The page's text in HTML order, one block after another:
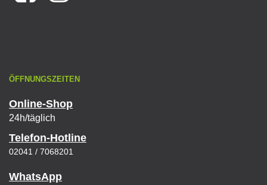
ÖFFNUNGSZEITEN
Online-Shop
24h/täglich
Telefon-Hotline
02041 / 7068201
WhatsApp